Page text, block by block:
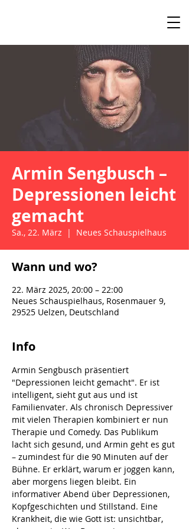
Armin Sengbusch –
Depressionen leicht
gemacht
Sa., 22. März
  |
Neues Schauspielhaus
Wann und wo?
22. März 2025, 20:00 – 22:00
Neues Schauspielhaus, Rosenmauer 9,
29525 Uelzen, Deutschland
Info
Armin Sengbusch präsentiert
"Depressionen leicht gemacht". Er ist
intelligent, sieht gut aus und ist
Familienvater. Als chronisch Depressiver
mit vielen Therapien kombiniert er nun
Therapie und Comedy. Das Publikum
lacht sich gesund, und Armin geht es gut
– zumindest für die 90 Minuten auf der
Bühne. Er erklärt, warum er joggen kann,
aber morgens liegen bleibt. Ein
informativer Abend über Depressionen,
Kopfgeschichten und Stillstand. Eine
Krankheit, die wie Gott ist: unsichtbar,